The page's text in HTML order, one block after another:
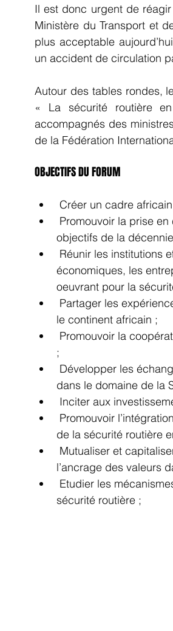
Il est donc urgent de
Ministère du Transport et
plus acceptable
un accident de circulation
Autour des tables rondes,
« La sécurité routière
accompagnés des
de la Fédération
OBJECTIFS DU FORUM
Créer un cadre
objectifs de la
économiques, les
oeuvrant pour la
le continent africain ;
;
dans le domaine de la
Inciter aux
de la sécurité routière
l’ancrage des valeurs
sécurité routière ;